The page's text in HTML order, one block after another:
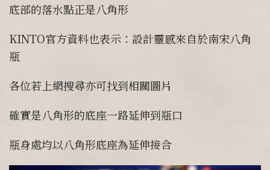
底部的落水點正是八角形
KINTO官方資料也表示：設計靈感來自於南宋八角
瓶
各位若上網搜尋亦可找到相關圖片
確實是八角形的底座一路延伸到瓶口
瓶身處均以八角形底座為延伸接合